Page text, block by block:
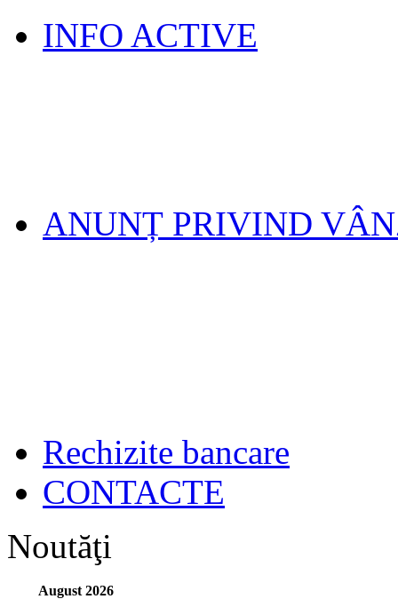
INFO ACTIVE
ANUNȚ PRIVIND
Rechizite bancare
CONTACTE
Noutăţi
August 2026